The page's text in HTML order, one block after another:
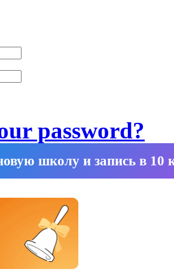
password?
школу и запись в 10